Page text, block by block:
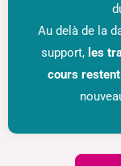
Au delà de la
support, les
cours